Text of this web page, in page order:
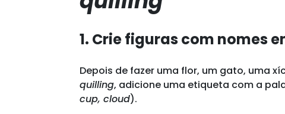
1. Crie figuras com nomes
Depois de fazer uma flor, um gato, uma
quilling, adicione uma etiqueta com a
cup, cloud).